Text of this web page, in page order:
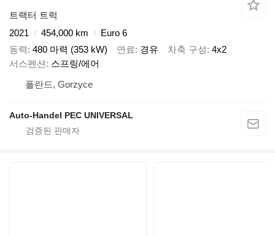
트랙터 트럭
2021
454,000 km
Euro 6
동력 480 마력 (353 kW) 연료 경유 차축 구성 4x2
서스펜션
스프링/에어
폴란드, Gorzyce
Auto-Handel PEC UNIVERSAL